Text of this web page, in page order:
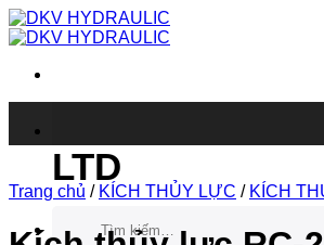
Chuyển
đến
dung
LTD
kiếm:
Trang chủ / KÍCH THỦY LỰC / KÍCH